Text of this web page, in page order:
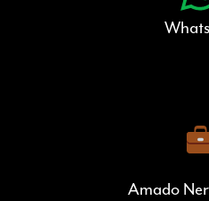
Amado